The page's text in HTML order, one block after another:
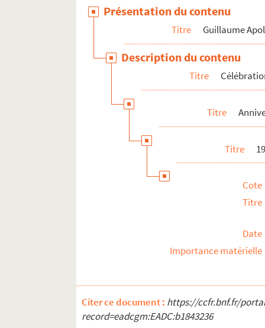
4-MS-FS-17-0611. Prix Guillaume
Publications
Radio, cinéma et télévision
Personnalités liées
Présentation du contenu
Titre Guillaume
Description du contenu
Titre
Titre
Titre
Cote
Titre
Date
Importance matérielle
Citer ce document : https://ccfr.bnf.fr/
record=eadcgm:EADC:b1843236